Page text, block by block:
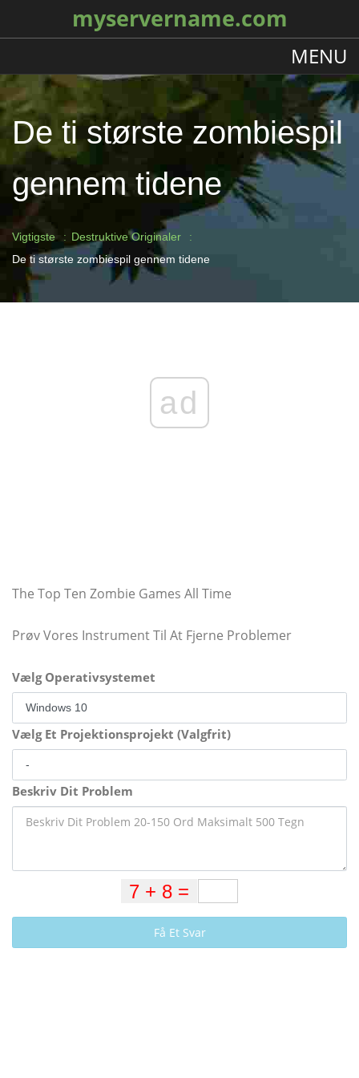
myservername.com
MENU
De ti største zombiespil
gennem tidene
Vigtigste
Destruktive Originaler
De ti største zombiespil gennem tidene
ad
The Top Ten Zombie Games All Time
Prøv Vores Instrument Til At Fjerne Problemer
Vælg Operativsystemet
Vælg Et Projektionsprojekt (Valgfrit)
Beskriv Dit Problem
Få Et Svar